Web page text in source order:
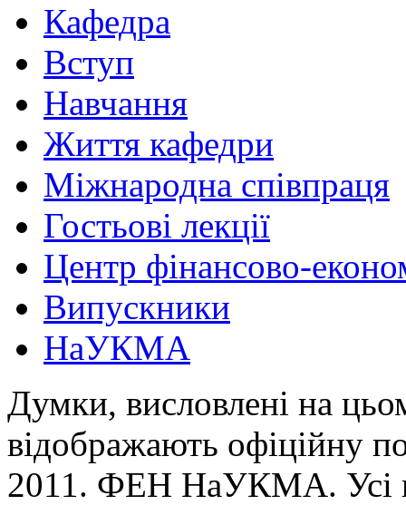
Кафедра
Вступ
Навчання
Життя кафедри
Міжнародна співпраця
Гостьові лекції
Центр фінансово-
Випускники
НаУКМА
Думки, висловлені на
відображають офіційну
2011. ФЕН НаУКМА. Усі